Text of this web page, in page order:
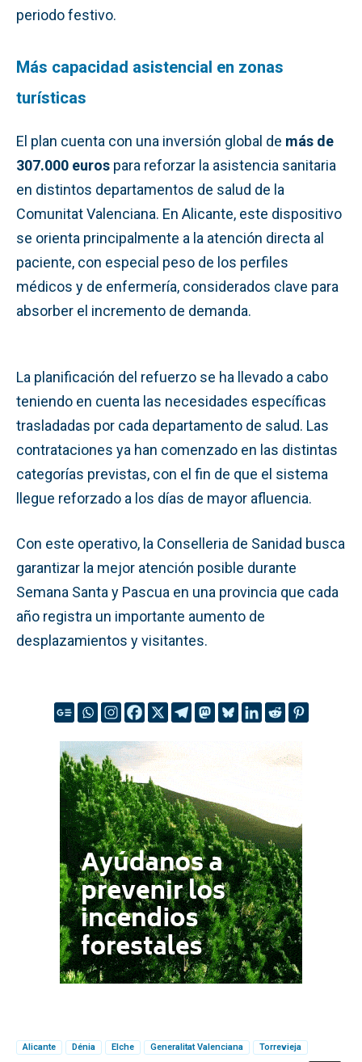
periodo festivo.
Más capacidad asistencial en zonas
turísticas
El plan cuenta con una inversión global de más de
307.000 euros para reforzar la asistencia sanitaria
en distintos departamentos de salud de la
Comunitat Valenciana. En Alicante, este dispositivo
se orienta principalmente a la atención directa al
paciente, con especial peso de los perfiles
médicos y de enfermería, considerados clave para
absorber el incremento de demanda.
La planificación del refuerzo se ha llevado a cabo
teniendo en cuenta las necesidades específicas
trasladadas por cada departamento de salud. Las
contrataciones ya han comenzado en las distintas
categorías previstas, con el fin de que el sistema
llegue reforzado a los días de mayor afluencia.
Con este operativo, la Conselleria de Sanidad busca
garantizar la mejor atención posible durante
Semana Santa y Pascua en una provincia que cada
año registra un importante aumento de
desplazamientos y visitantes.
Alicante Dénia Elche Generalitat Valenciana Torrevieja